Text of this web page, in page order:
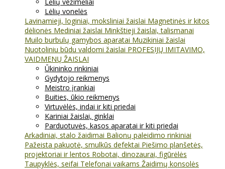
Lėlių vonelės
Lavinamieji, loginiai, moksliniai žaislai Magnetinės ir kitos
dėlionės Mediniai žaislai Minkštieji žaislai, talismanai
Muilo burbulų gamybos aparatai Muzikiniai žaislai
Nuotoliniu būdu valdomi žaislai PROFESIJŲ IMITAVIMO,
VAIDMENŲ ŽAISLAI
Ūkininko rinkiniai
Gydytojo reikmenys
Meistro įrankiai
Buities, ūkio reikmenys
Virtuvėlės, indai ir kiti priedai
Kariniai žaislai, ginklai
Parduotuvės, kasos aparatai ir kiti priedai
Arkadiniai, stalo žaidimai Balionų paleidimo rinkiniai
Pažeista pakuotė, smulkūs defektai Piešimo planšetės,
projektoriai ir lentos Robotai, dinozaurai, figūrėlės
Taupyklės, seifai Telefonai vaikams Žaidimų konsolės